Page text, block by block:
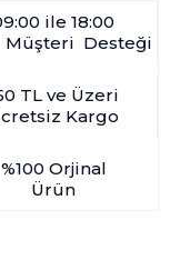
ile 18:00
Müşteri Desteği
TL ve Üzeri
Kargo
%100 Orjinal
Ürün